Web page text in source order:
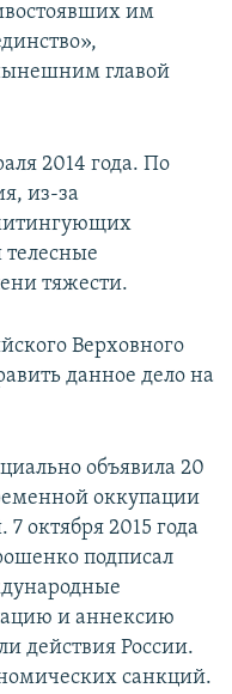
им
главой
2014 года. По
из-за
телесные
тяжести.
Верховного
данное дело на
объявила 20
оккупации
октября 2015 года
подписал
и аннексию
действия России.
санкций.